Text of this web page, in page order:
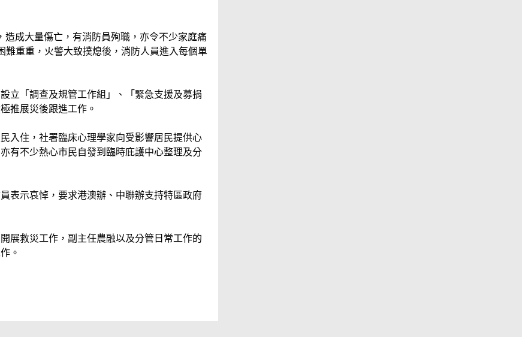
成大量傷亡，有消防員殉職，亦令不少家庭痛
難重重，火警大致撲熄後，消防人員進入每個單
立「調查及規管工作組」、「緊急支援及募捐
推展災後跟進工作。
入住，社署臨床心理學家向受影響居民提供心
有不少熱心市民自發到臨時庇護中心整理及分
表示哀悼，要求港澳辦、中聯辦支持特區政府
展救災工作，副主任農融以及分管日常工作的
。